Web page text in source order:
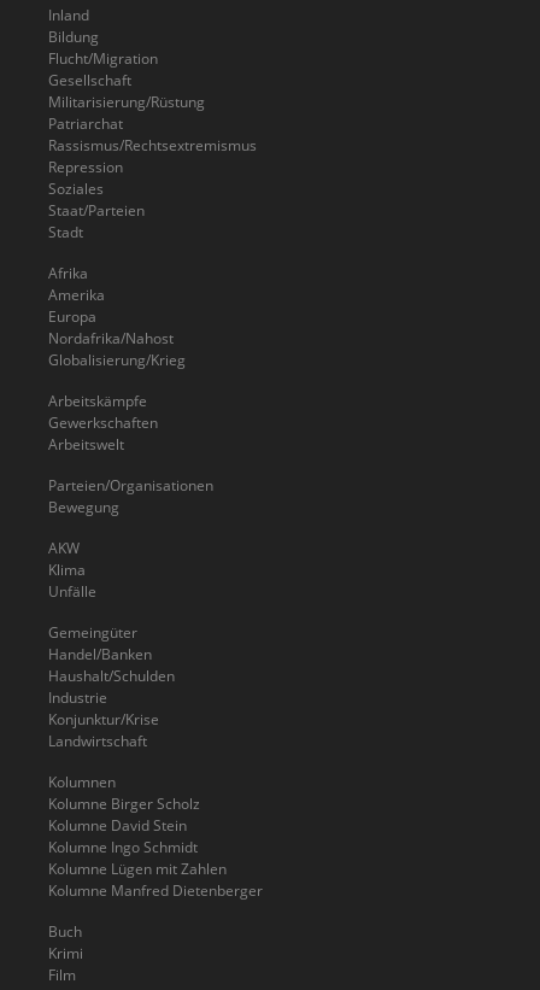
Inland
Bildung
Flucht/Migration
Gesellschaft
Militarisierung/Rüstung
Patriarchat
Rassismus/Rechtsextremismus
Repression
Soziales
Staat/Parteien
Stadt
Afrika
Amerika
Europa
Nordafrika/Nahost
Globalisierung/Krieg
Arbeitskämpfe
Gewerkschaften
Arbeitswelt
Parteien/Organisationen
Bewegung
AKW
Klima
Unfälle
Gemeingüter
Handel/Banken
Haushalt/Schulden
Industrie
Konjunktur/Krise
Landwirtschaft
Kolumnen
Kolumne Birger Scholz
Kolumne David Stein
Kolumne Ingo Schmidt
Kolumne Lügen mit Zahlen
Kolumne Manfred Dietenberger
Buch
Krimi
Film